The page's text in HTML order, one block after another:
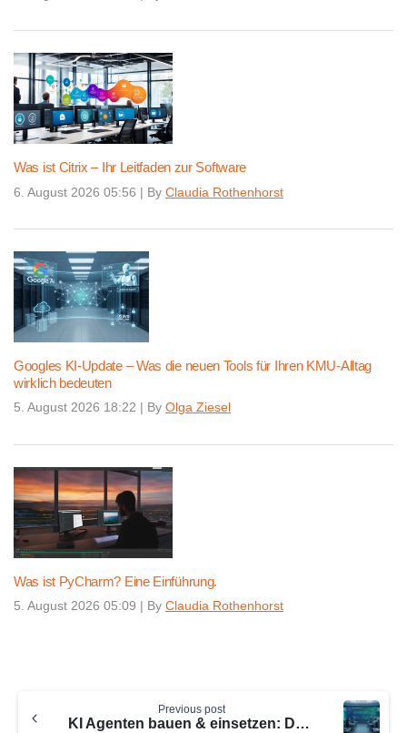
Was ist Citrix – Ihr Leitfaden zur Software
6. August 2026 05:56 | By Claudia Rothenhorst
Googles KI-Update – Was die neuen Tools für Ihren KMU-Alltag
wirklich bedeuten
5. August 2026 18:22 | By Olga Ziesel
Was ist PyCharm? Eine Einführung.
5. August 2026 05:09 | By Claudia Rothenhorst
Reading
Previous post
KI Agenten bauen & einsetzen: Der praktische Leitfaden (2026)